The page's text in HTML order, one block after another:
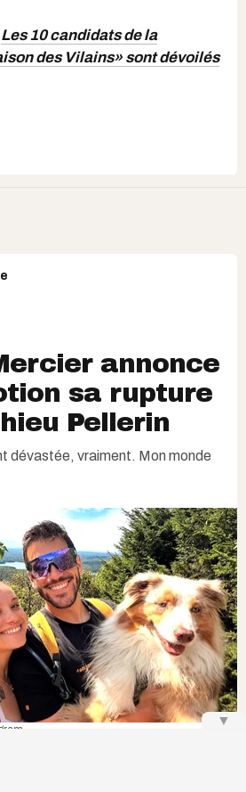
Les 10 candidats de la
des Vilains» sont dévoilés
annonce
sa rupture
Pellerin
dévastée, vraiment. Mon monde
▼